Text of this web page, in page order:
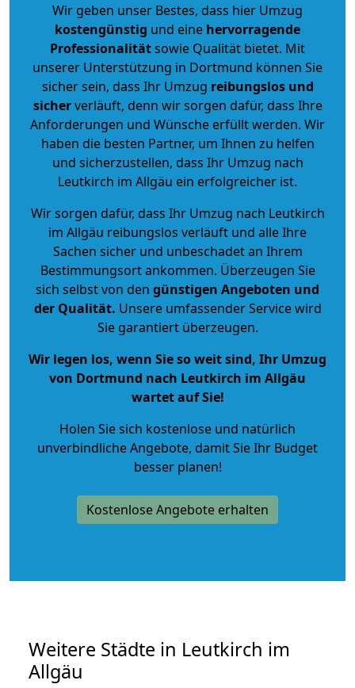
Wir geben unser Bestes, dass hier Umzug
kostengünstig und eine hervorragende
Professionalitätsowie Qualität bietet. Mit
unserer Unterstützung in Dortmund können Sie
sicher sein, dass Ihr Umzug reibungslos und
sicherverläuft, denn wir sorgen dafür, dass Ihre
Anforderungen und Wünsche erfüllt werden. Wir
haben die besten Partner, um Ihnen zu helfen
und sicherzustellen, dass Ihr Umzug nach
Leutkirch im Allgäu ein erfolgreicher ist.
Wir sorgen dafür, dass Ihr Umzug nach Leutkirch
im Allgäu reibungslos verläuft und alle Ihre
Sachen sicher und unbeschadet an Ihrem
Bestimmungsort ankommen. Überzeugen Sie
sich selbst von den günstigen Angeboten und
der Qualität. Unsere umfassender Service wird
Sie garantiert überzeugen.
Wir legen los, wenn Sie so weit sind, Ihr Umzug
von Dortmund nach Leutkirch im Allgäu
wartet auf Sie!
Holen Sie sich kostenlose und natürlich
unverbindliche Angebote, damit Sie Ihr Budget
besser planen!
Kostenlose Angebote erhalten
Weitere Städte in Leutkirch im
Allgäu